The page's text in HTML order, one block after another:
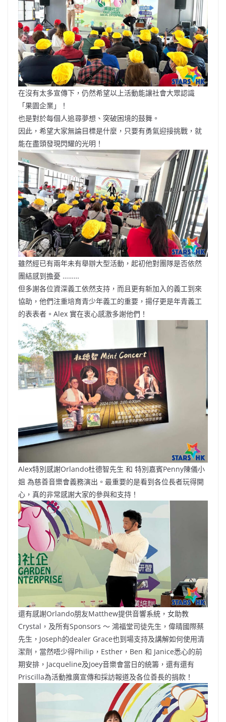
在沒有太多宣傳下，仍然希望以上活動能讓社會大眾認識
「果園企業」！
也是對於每個人追尋夢想、突破困境的鼓舞。
因此，希望大家無論目標是什麼，只要有勇氣迎接挑戰，就
能在盡頭發現閃耀的光明！
雖然經已有兩年未有舉辦大型活動，起初他對團隊是否依然
團結感到擔憂 ………
但多謝各位資深義工依然支持，而且更有新加入的義工到來
協助，他們注重培育青少年義工的重要，揚仔更是年青義工
的表表者。Alex 實在衷心感激多謝他們！
Alex特別感謝Orlando杜德智先生 和 特別嘉賓Penny陳儀小
姐 為慈善音樂會義務演出。最重要的是看到各位長者玩得開
心，真的非常感謝大家的參與和支持！
還有感謝Orlando朋友Matthew提供音響系統，女助教
Crystal，及所有Sponsors ～ 鴻福堂司徒先生，偉晴國際蔡
先生，Joseph的dealer Grace也到場支持及講解如何使用清
潔劑，當然唔少得Philip，Esther，Ben 和 Janice悉心的前
期安排，Jacqueline及Joey音樂會當日的統籌，還有還有
Priscilla為活動推廣宣傳和採訪報道及各位善長的捐款！